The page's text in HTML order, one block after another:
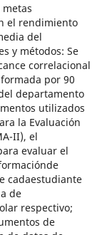
el rendimiento
del
y métodos: Se
correlacional
por 90
departamento
utilizados
la Evaluación
II), el
evaluar el
cadaestudiante
de
respectivo;
de